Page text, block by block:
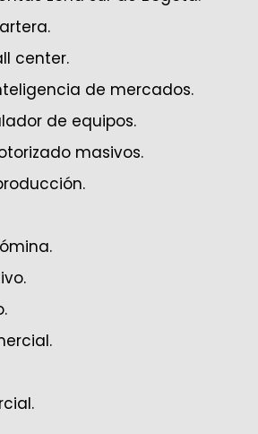
center.
de mercados.
de equipos.
masivos.